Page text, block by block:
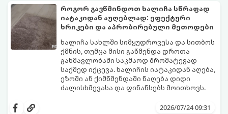
სასიამოვნო სიგრილე სპეციალური
ტექნიკის გარეშეც.
გთავაზობთ 10 საუკეთესო და
ხელმისაწვდომ მეთოდს:
როგორ გავწმინდოთ ხალიჩა სწრაფად
იატაკიდან აუღებლად: ეფექტური
ხრიკები და აპრობირებული მეთოდები
ხალიჩა სახლში სიმყუდროვესა და სითბოს
ქმნის, თუმცა მისი გაწმენდა დროთა
განმავლობაში საკმაოდ შრომატევად
საქმედ იქცევა. ხალიჩის იატაკიდან აღება,
ეზოში ან ქიმწმენდაში წაღება დიდი
ძალისხმევასა და ფინანსებს მოითხოვს.
ეფექტური, ბიუჯეტური და აპრობირებული
2026/07/24 09:31